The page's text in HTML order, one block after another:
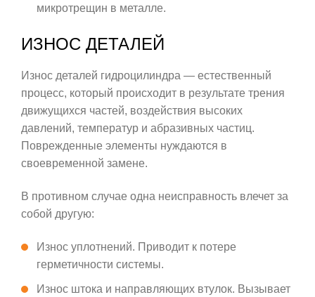
микротрещин в металле.
ИЗНОС ДЕТАЛЕЙ
Износ деталей гидроцилиндра — естественный
процесс, который происходит в результате трения
движущихся частей, воздействия высоких
давлений, температур и абразивных частиц.
Поврежденные элементы нуждаются в
своевременной замене.
В противном случае одна неисправность влечет за
собой другую:
Износ уплотнений. Приводит к потере
герметичности системы.
Износ штока и направляющих втулок. Вызывает